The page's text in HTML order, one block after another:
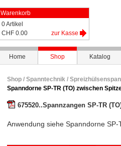
Warenkorb
0 Artikel
CHF 0.00
zur Kasse
Home Shop
Katalog
Shop / Spanntechnik /
Spanndorne SP-TR (TO) zwischen
675520..Spannzangen SP-TR
Anwendung siehe Spanndorne